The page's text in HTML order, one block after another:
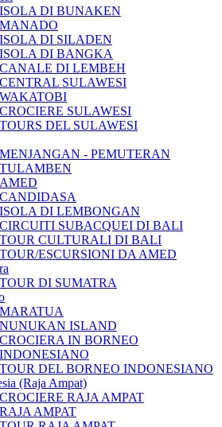
ISOLA DI BUNAKEN
MANADO
ISOLA DI SILADEN
ISOLA DI BANGKA
CANALE DI LEMBEH
CENTRAL SULAWESI
WAKATOBI
CROCIERE SULAWESI
TOURS DEL SULAWESI
MENJANGAN - PEMUTERAN
TULAMBEN
AMED
CANDIDASA
ISOLA DI LEMBONGAN
CIRCUITI SUBACQUEI DI BALI
TOUR CULTURALI DI BALI
TOUR/ESCURSIONI DA AMED
TOUR DI SUMATRA
MARATUA
NUNUKAN ISLAND
CROCIERA IN BORNEO
INDONESIANO
TOUR DEL BORNEO INDONESIANO
(Raja Ampat)
CROCIERE RAJA AMPAT
RAJA AMPAT